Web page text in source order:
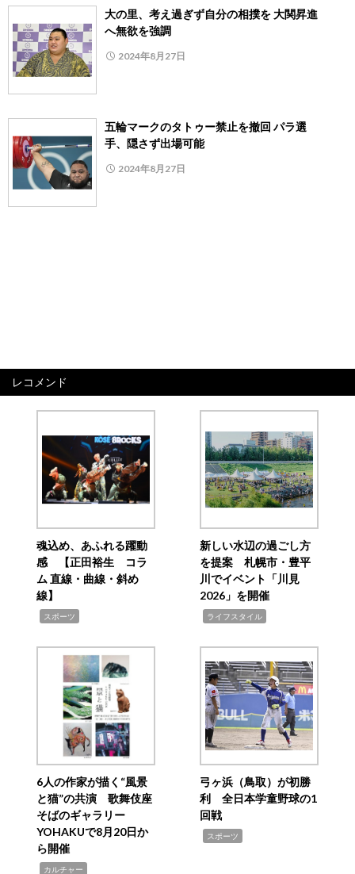
大の里、考え過ぎず自分の相撲を 大関昇進
へ無欲を強調
2024年8月27日
五輪マークのタトゥー禁止を撤回 パラ選
手、隠さず出場可能
2024年8月27日
レコメンド
魂込め、あふれる躍動
感 【正田裕生 コラ
ム 直線・曲線・斜め
線】
スポーツ
新しい水辺の過ごし方
を提案 札幌市・豊平
川でイベント「川見
2026」を開催
ライフスタイル
6人の作家が描く“風景
と猫”の共演 歌舞伎座
そばのギャラリー
YOHAKUで8月20日か
ら開催
カルチャー
弓ヶ浜（鳥取）が初勝
利 全日本学童野球の1
回戦
スポーツ